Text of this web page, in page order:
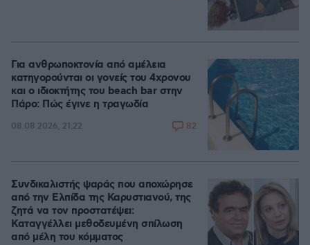
Για ανθρωποκτονία από αμέλεια
κατηγορούνται οι γονείς του 4χρονου
και ο ιδιοκτήτης του beach bar στην
Πάρο: Πώς έγινε η τραγωδία
08.08.2026, 21:22 82
Συνδικαλιστής ψαράς που αποχώρησε
από την Ελπίδα της Καρυστιανού, της
ζητά να τον προστατέψει:
Καταγγέλλει μεθοδευμένη σπίλωση
από μέλη του κόμματος